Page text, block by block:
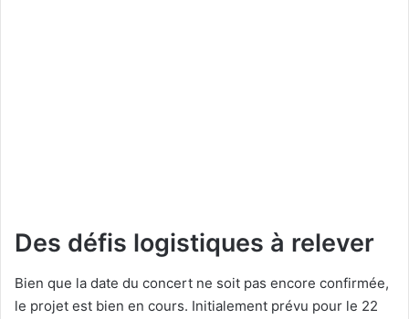
Des défis logistiques à relever
Bien que la date du concert ne soit pas encore confirmée,
le projet est bien en cours. Initialement prévu pour le 22